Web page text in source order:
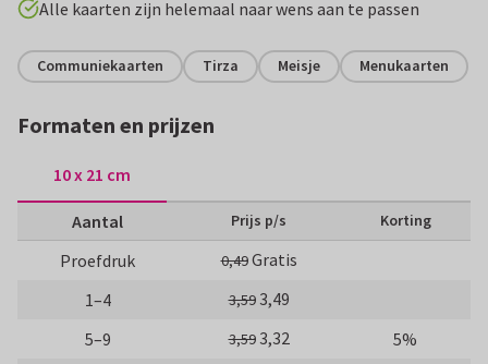
Alle kaarten zijn helemaal naar wens aan te passen
Communiekaarten Tirza Meisje Menukaarten
Formaten en prijzen
10 x 21 cm
Aantal Prijs p/s Korting
Proefdruk 0,49Gratis
1–4
3,593,49
5–9
3,593,32
5%